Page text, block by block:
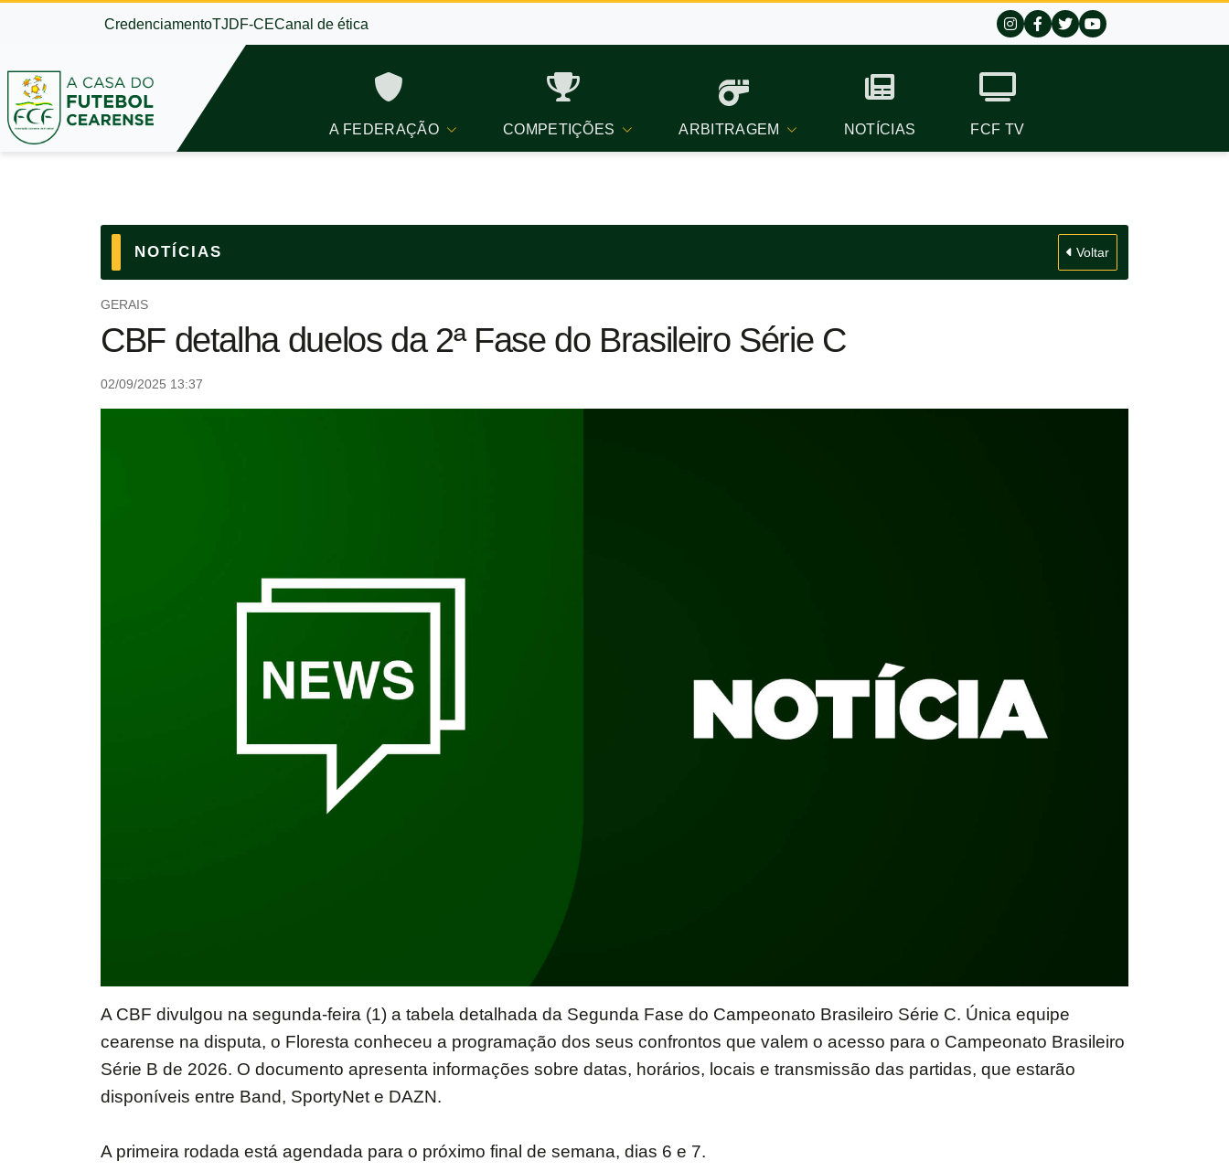
CredenciamentoTJDF-CECanal de ética
A FEDERAÇÃO COMPETIÇÕES ARBITRAGEM NOTÍCIAS FCF TV
NOTÍCIAS Voltar
GERAIS
CBF detalha duelos da 2ª Fase do Brasileiro Série C
02/09/2025 13:37
A CBF divulgou na segunda-feira (1) a tabela detalhada da Segunda Fase do Campeonato Brasileiro Série C. Única equipe
cearense na disputa, o Floresta conheceu a programação dos seus confrontos que valem o acesso para o Campeonato Brasileiro
Série B de 2026. O documento apresenta informações sobre datas, horários, locais e transmissão das partidas, que estarão
disponíveis entre Band, SportyNet e DAZN.
A primeira rodada está agendada para o próximo final de semana, dias 6 e 7.